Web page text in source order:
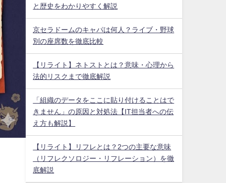
と歴史をわかりやすく解説
京セラドームのキャパは何人？ライブ・野球
別の座席数を徹底比較
【リライト】ネトストとは？意味・心理から
法的リスクまで徹底解説
「組織のデータをここに貼り付けることはで
きません」の原因と対処法【IT担当者への伝
え方も解説】
【リライト】リフレとは？2つの主要な意味
（リフレクソロジー・リフレーション）を徹
底解説